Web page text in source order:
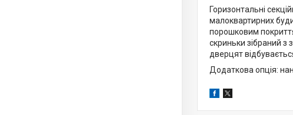
Горизонтальні
малоквартирних
порошковим
скриньки зібраний
дверцят
Додаткова опція: